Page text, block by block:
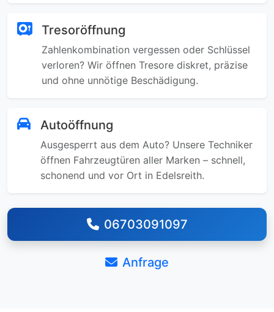
Tresoröffnung
Zahlenkombination vergessen oder Schlüssel
verloren? Wir öffnen Tresore diskret, präzise
und ohne unnötige Beschädigung.
Autoöffnung
Ausgesperrt aus dem Auto? Unsere Techniker
öffnen Fahrzeugtüren aller Marken – schnell,
schonend und vor Ort in Edelsreith.
06703091097
Anfrage